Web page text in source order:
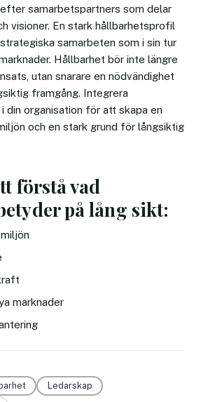
samarbetspartners som delar
visioner. En stark hållbarhetsprofil
samarbeten som i sin tur
Hållbarhet bör inte längre
utan snarare en nödvändighet
framgång. Integrera
din organisation för att skapa en
och en stark grund för långsiktig
förstå vad
på lång sikt:
marknader
Ledarskap